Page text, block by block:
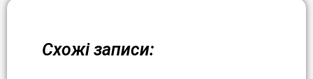
Схожі записи: